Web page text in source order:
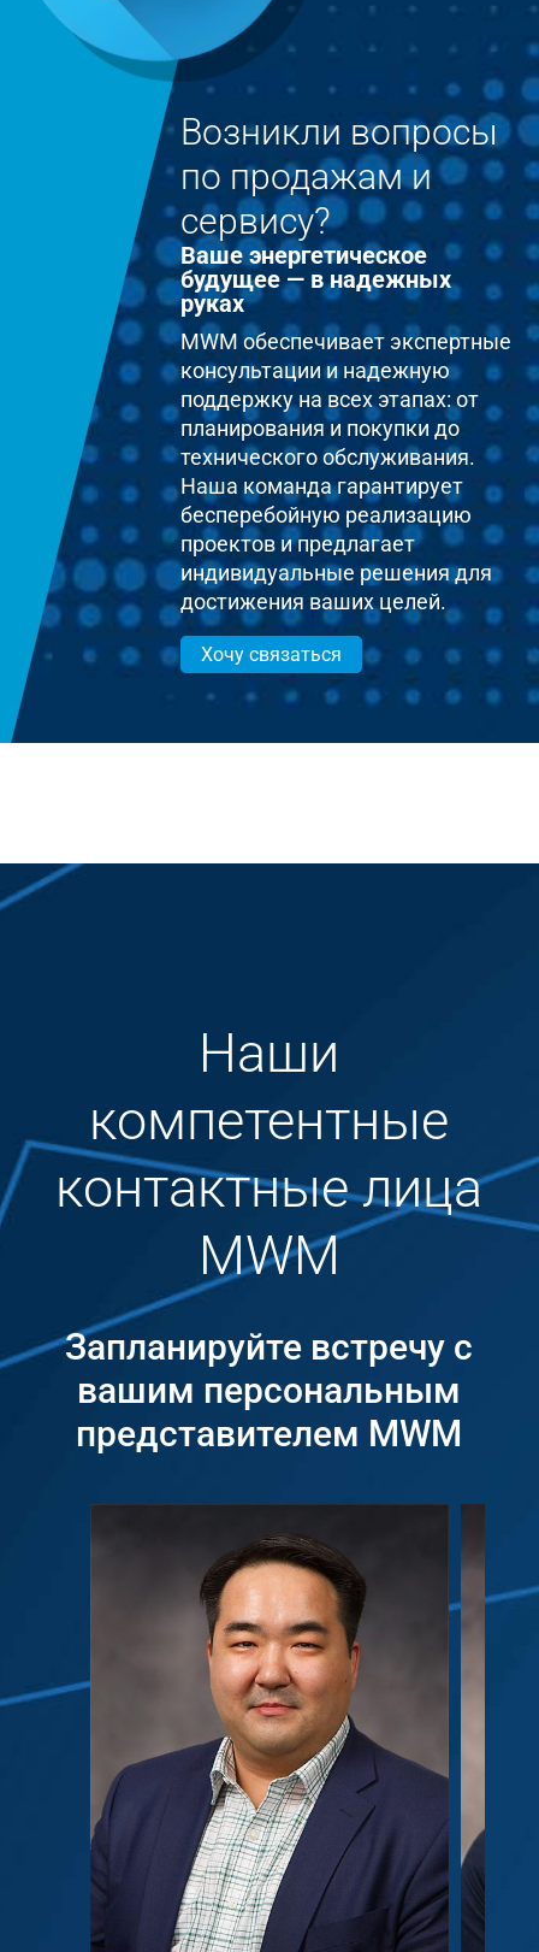
Возникли вопросы
по продажам и
сервису?
Ваше энергетическое
будущее — в надежных
руках
MWM обеспечивает экспертные
консультации и надежную
поддержку на всех этапах: от
планирования и покупки до
технического обслуживания.
Наша команда гарантирует
бесперебойную реализацию
проектов и предлагает
индивидуальные решения для
достижения ваших целей.
Хочу связаться
Наши
компетентные
контактные лица
MWM
Запланируйте встречу с
вашим персональным
представителем MWM